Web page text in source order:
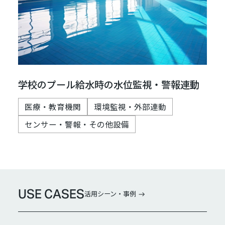
学校のプール給水時の水位監視・警報連動
医療・教育機関
環境監視・外部連動
センサー・警報・その他設備
USE CASES活用シーン・事例